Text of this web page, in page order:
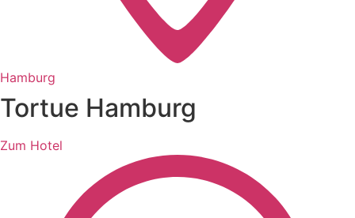
Hamburg
Tortue Hamburg
Zum Hotel